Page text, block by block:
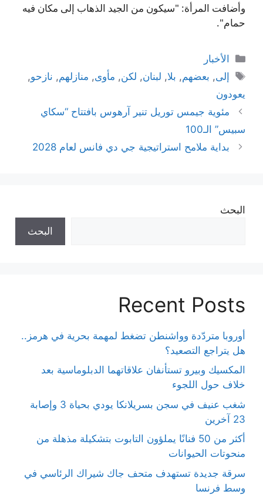
وأضافت المرأة: "سيكون من الجيد الذهاب إلى مكان فيه
حمام".
التصنيفات
الأخبار
الوسوم
إلى, بعضهم, بلا, لبنان, لكن, مأوى, منازلهم, نازحو,
يعودون
مئوية جيمس توريل تنير آرهوس بافتتاح “سكاي
سبيس” الـ100
بداية ملامح استراتيجية جي دي فانس لعام 2028
البحث
البحث
Recent Posts
أوروبا متردّدة وواشنطن تضغط لمهمة بحرية في هرمز..
هل يتراجع التصعيد؟
المكسيك وبيرو تستأنفان علاقاتهما الدبلوماسية بعد
خلاف حول اللجوء
شغب عنيف في سجن بسريلانكا يودي بحياة 3 وإصابة
23 آخرين
أكثر من 50 فنانًا يملؤون التابوت بتشكيلة مذهلة من
منحوتات الحيوانات
سرقة جديدة تستهدف متحف جاك شيراك الرئاسي في
وسط فرنسا